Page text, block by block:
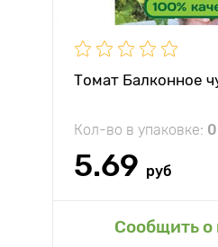
Томат Балконное
Кол-во в упаковке:
5.69 руб
Сообщить о